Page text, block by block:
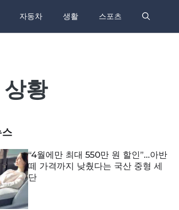
자동차 생활 스포츠
황
“4월에만 최대 550만 원 할인”…아반
떼 가격까지 낮췄다는 국산 중형 세
단